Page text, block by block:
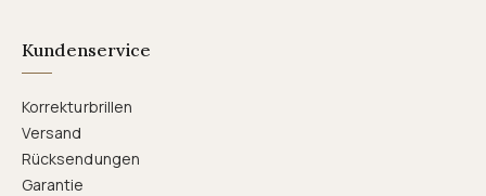
Kundenservice
Korrekturbrillen
Versand
Rücksendungen
Garantie